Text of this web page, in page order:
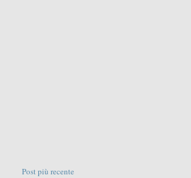
Post più recente